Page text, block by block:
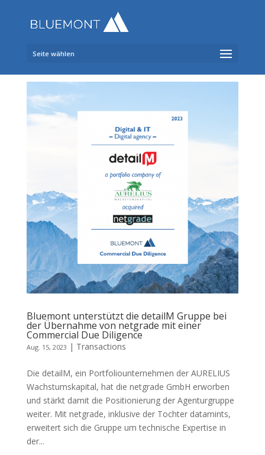
Seite wählen
Bluemont unterstützt die detailM Gruppe bei
der Übernahme von netgrade mit einer
Commercial Due Diligence
Aug. 15, 2023 | Transactions
Die detailM, ein Portfoliounternehmen der AURELIUS
Wachstumskapital, hat die netgrade GmbH erworben
und stärkt damit die Positionierung der Agenturgruppe
weiter. Mit netgrade, inklusive der Tochter datamints,
erweitert sich die Gruppe um technische Expertise in
der...